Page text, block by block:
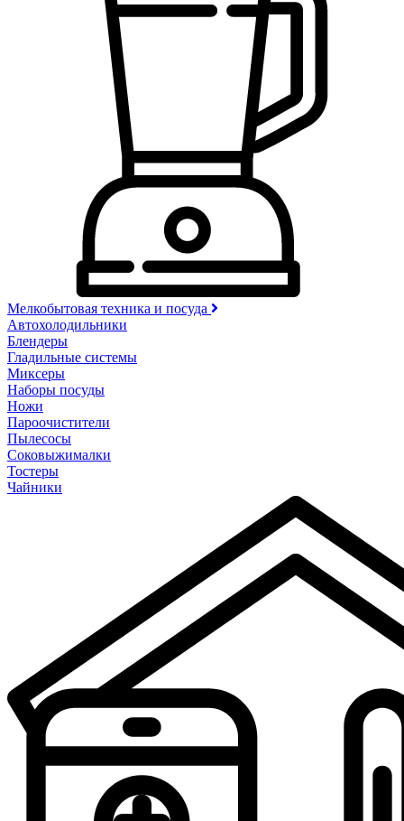
Мелкобытовая техника и посуда
Автохолодильники
Блендеры
Гладильные системы
Миксеры
Наборы посуды
Ножи
Пароочистители
Пылесосы
Соковыжималки
Тостеры
Чайники